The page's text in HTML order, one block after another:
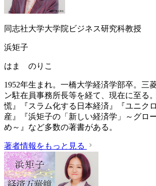
同志社大学大学院ビジネス研究科教授
浜矩子
はま のりこ
1952年生まれ。一橋大学経済学部卒。三
ン駐在員事務所長等を経て、現在に至る
慌』『スラム化する日本経済』『ユニク
産』『浜矩子の「新しい経済学」～グロ
め～』など多数の著書がある。
著者情報をもっと見る